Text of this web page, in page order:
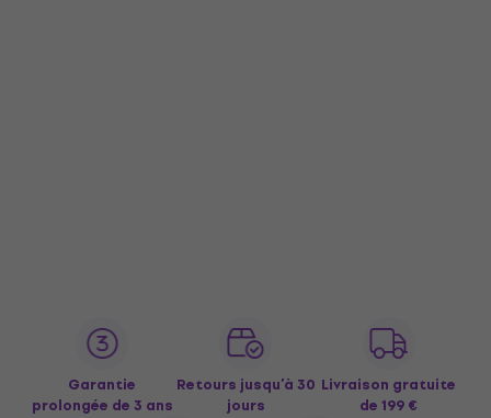
Garantie
prolongée de 3 ans
Retours jusqu’à 30
jours
Livraison gratuite
de 199 €